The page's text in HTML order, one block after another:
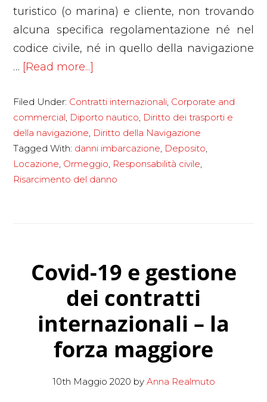
turistico (o marina) e cliente, non trovando
alcuna specifica regolamentazione né nel
codice civile, né in quello della navigazione
… [Read more...]
di
ormeggio:
chi
risponde
dei
all’imbarcazione?
Filed Under: Contratti internazionali, Corporate and
commercial, Diporto nautico, Diritto dei trasporti e
della navigazione, Diritto della Navigazione
Tagged With: danni imbarcazione, Deposito,
Locazione, Ormeggio, Responsabilità civile,
Risarcimento del danno
Covid-19 e gestione
dei contratti
internazionali – la
forza maggiore
10th Maggio 2020 by Anna Realmuto